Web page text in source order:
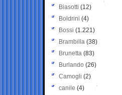
Biasotti (12)
Boldrini (4)
Bossi (1.221)
Brambilla (38)
Brunetta (83)
Burlando (26)
Camogli (2)
canile (4)